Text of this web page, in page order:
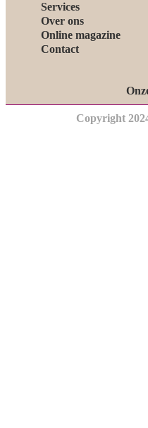
Services
Over ons
Online magazine
Contact
Copyright